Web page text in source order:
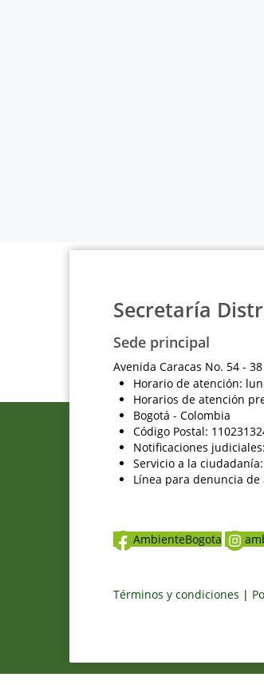
Secretaría
Sede principal
Avenida Caracas No. 54 -
Horario de atención:
Horarios de atención
Bogotá - Colombia
Código Postal:
Notificaciones
Servicio a la
Línea para denuncia
AmbienteBogota
Términos y condiciones |